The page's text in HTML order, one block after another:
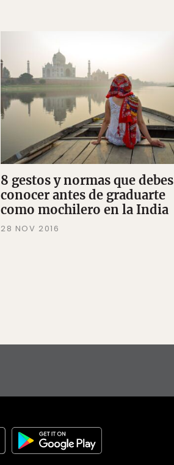
8 gestos y normas que debes
conocer antes de graduarte
como mochilero en la India
28 NOV 2016